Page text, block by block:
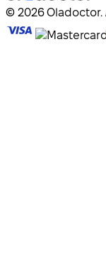
© 2026 Oladoctor.